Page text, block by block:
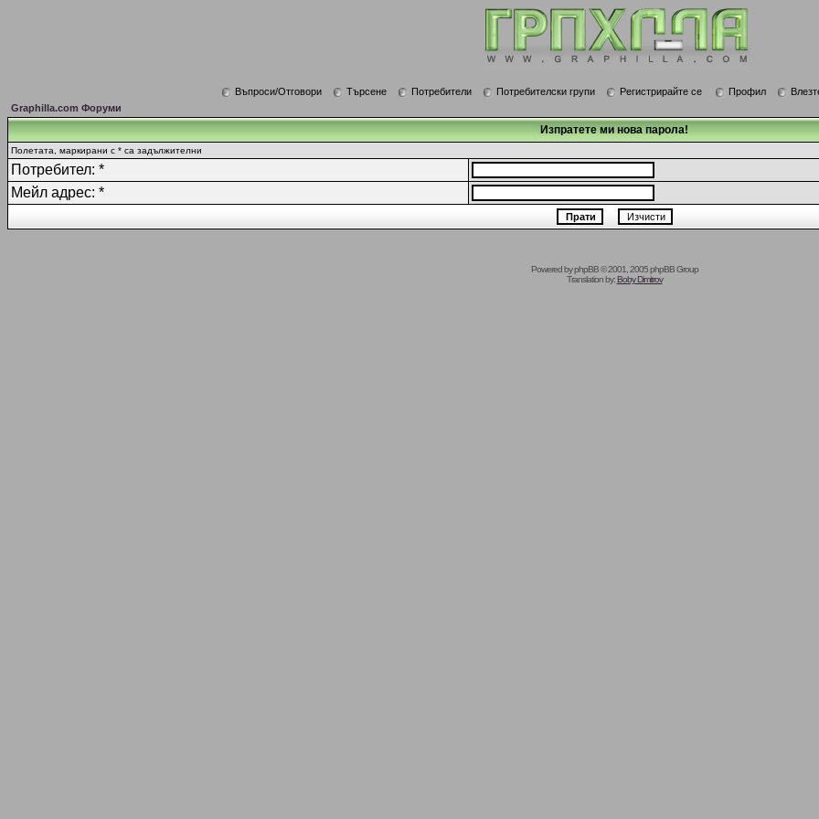
Въпроси/Отговори Търсене Потребители Потребителски групи Регистрирайте се Профил
Graphilla.com Форуми
Изпратете ми нова парола!
Полетата, маркирани с * са задължителни
Потребител: *
Мейл адрес: *
Powered byphpBB© 2001, 2005 phpBB Group
Translation by:Boby Dimitrov